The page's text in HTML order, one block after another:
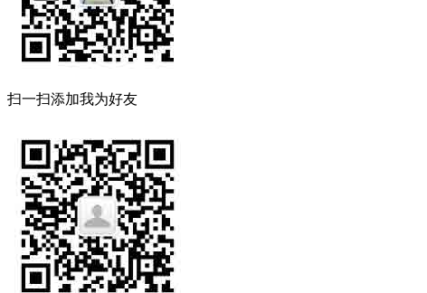
扫一扫添加我为好友